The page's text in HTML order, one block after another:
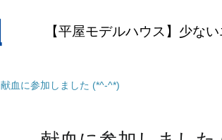
【平屋モデルハウス】少な
献血に参加しました (*^-^*)